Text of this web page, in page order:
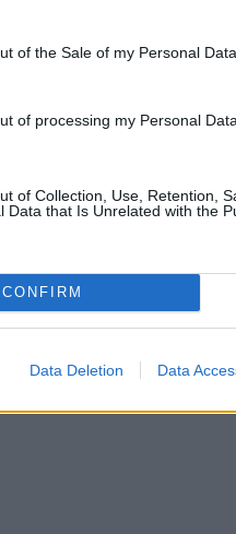
of the Sale of my Personal Data.
of processing my Personal
of Collection, Use, Retention,
Data that Is Unrelated with the
CONFIRM
Data Deletion Data